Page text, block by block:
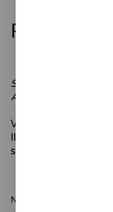
Print Spice
Serigrafia a 3 tintes
A3 (42 x 21cm)
Victoria, Geri,
sessió fotogràfica
NOMÉS QUEDEN 10